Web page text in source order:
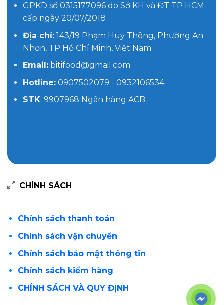
GPKD số 0315177096 do Sở KH và ĐT TP HCM
cấp ngày 20/07/2018
Địa chỉ:143/19 Phạm Huy Thông, Phường An
Nhơn, TP Hồ Chí Minh, Việt Nam
Email:bitifood@gmail.com
Hotline:0907502079 - 0932106534
STK: 9907968 Ngân hàng ACB
CHÍNH SÁCH
Chính sách thanh toán
Chính sách vận chuyển
Chính sách bảo mật thông tin
Chính sách kiểm hàng
CHÍNH SÁCH VÀ QUY ĐỊNH